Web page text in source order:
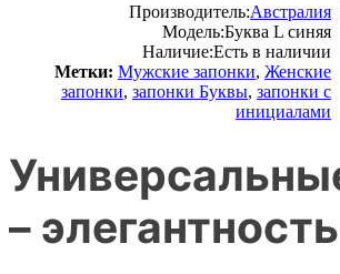
Производитель:Австралия
Модель:Буква L синяя
Наличие:Есть в наличии
Метки: Мужские запонки, Женские
запонки, запонки Буквы, запонки с
инициалами
–